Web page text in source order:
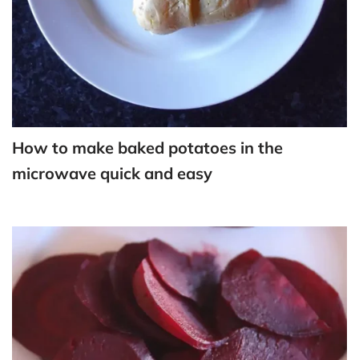
How to make baked potatoes in the
microwave quick and easy